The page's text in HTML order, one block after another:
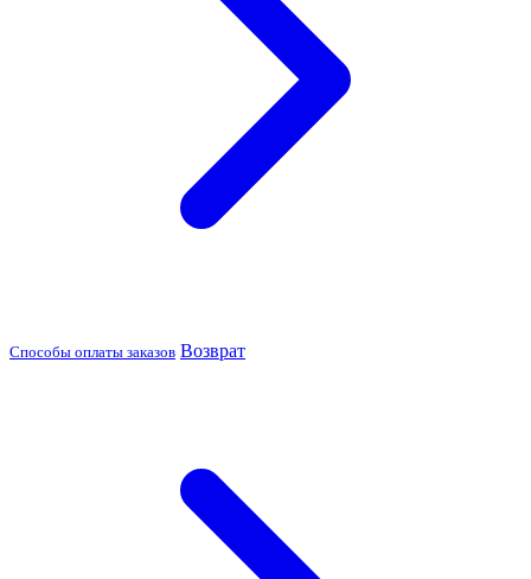
Способы оплаты заказов Возврат